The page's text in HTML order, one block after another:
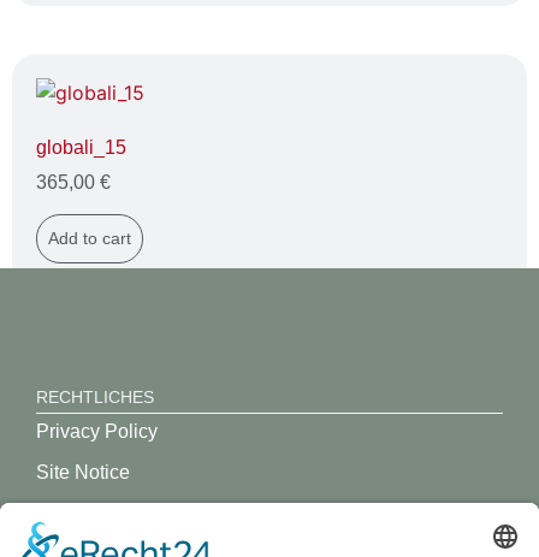
globali_15
365,00 €
Add to cart
RECHTLICHES
Privacy Policy
Site Notice